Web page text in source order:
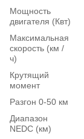
Мощность
двигателя (Квт)
Максимальная
скорость (км /
ч)
Крутящий
момент
Разгон 0-50 км
Диапазон
NEDC (км)